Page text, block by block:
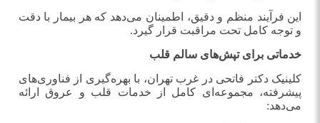
این فرآیند منظم و دقیق، اطمینان می‌دهد که هر بیمار با دقت
و توجه کامل تحت مراقبت قرار گیرد.
خدماتی برای تپش‌های سالم قلب
کلینیک دکتر فاتحی در غرب تهران، با بهره‌گیری از فناوری‌های
پیشرفته، مجموعه‌ای کامل از خدمات قلب و عروق ارائه
می‌دهد: